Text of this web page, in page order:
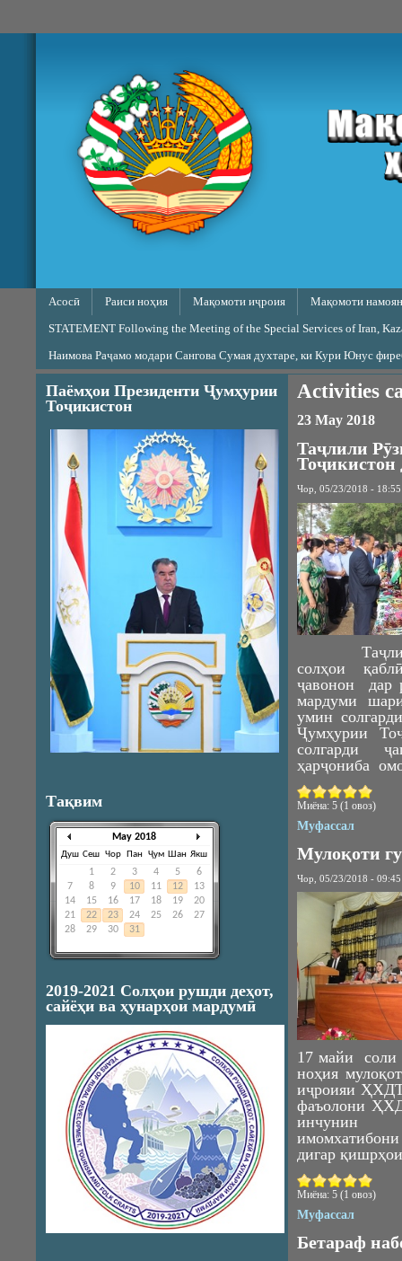
Main menu
Асосӣ Раиси ноҳия Мақомоти иҷроия
Мақомоти
STATEMENT Following the Meeting of the Special Services of Iran,
Наимова Раҷамо модари Сангова Сумая духтаре, ки Кури Юнус
Паёмҳои Президенти Ҷумҳурии
Тоҷикистон
Тақвим
Душ Сеш Чор Пан Ҷум Шан Якш
1 2 3 4 5
6
7
8 9 10 11 12
13
14
15 16 17 18 19
20
21
22 23 24 25 26
27
28
29 30 31
May 2018
2019-2021 Солҳои рушди деҳот,
сайёҳи ва ҳунарҳои мардумӣ
Activities
23 May 2018
Таҷлили
Тоҷикистон
Чор, 05/23/2018 - 18:55
Таҷлили
солҳои
ҷавонон дар
мардуми
умин
Ҷумҳурии
солгарди
ҳарҷониба
Миёна: 5 (1 овоз)
Муфассал
Мулоқоти
Чор, 05/23/2018 - 09:45
17 майи соли
ноҳия
иҷроияи
фаъолони
инчунин
дигар
Миёна: 5 (1 овоз)
Муфассал
Бетараф